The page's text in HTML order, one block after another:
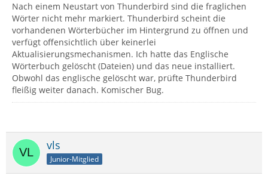
Nach einem Neustart von Thunderbird sind die fraglichen
Wörter nicht mehr markiert. Thunderbird scheint die
vorhandenen Wörterbücher im Hintergrund zu öffnen und
verfügt offensichtlich über keinerlei
Aktualisierungsmechanismen. Ich hatte das Englische
Wörterbuch gelöscht (Dateien) und das neue installiert.
Obwohl das englische gelöscht war, prüfte Thunderbird
fleißig weiter danach. Komischer Bug.
vls
Junior-Mitglied